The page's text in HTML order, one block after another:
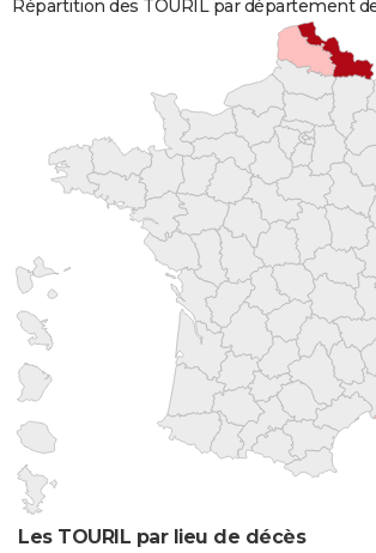
Répartition des TOURIL par département
Les TOURIL par lieu de décès